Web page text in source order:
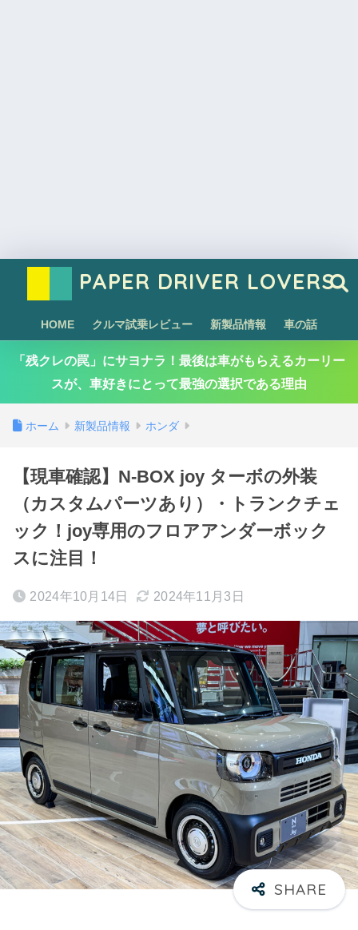
PAPER DRIVER LOVERS
HOME クルマ試乗レビュー 新製品情報 車の話
「残クレの罠」にサヨナラ！最後は車がもらえるカーリー
スが、車好きにとって最強の選択である理由
ホーム 新製品情報 ホンダ
【現車確認】N-BOX joy ターボの外装
（カスタムパーツあり）・トランクチェ
ック！joy専用のフロアアンダーボック
スに注目！
2024年10月14日 2024年11月3日